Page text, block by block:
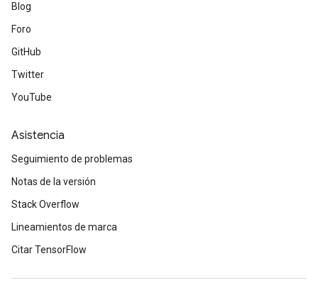
Blog
Foro
GitHub
Twitter
YouTube
Asistencia
Seguimiento de problemas
Notas de la versión
Stack Overflow
Lineamientos de marca
Citar TensorFlow